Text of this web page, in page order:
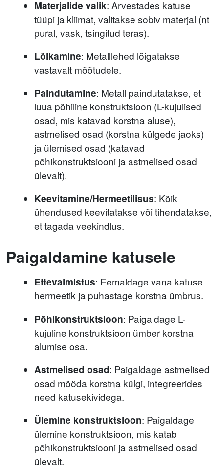
Materjalide valik: Arvestades katuse
tüüpi ja kliimat, valitakse sobiv materjal (nt
pural, vask, tsingitud teras).
Lõikamine: Metalllehed lõigatakse
vastavalt mõõtudele.
Paindutamine: Metall paindutatakse, et
luua põhiline konstruktsioon (L-kujulised
osad, mis katavad korstna aluse),
astmelised osad (korstna külgede jaoks)
ja ülemised osad (katavad
põhikonstruktsiooni ja astmelised osad
ülevalt).
Keevitamine/Hermeetilisus: Kõik
ühendused keevitatakse või tihendatakse,
et tagada veekindlus.
Paigaldamine katusele
Ettevalmistus: Eemaldage vana katuse
hermeetik ja puhastage korstna ümbrus.
Põhikonstruktsioon: Paigaldage L-
kujuline konstruktsioon ümber korstna
alumise osa.
Astmelised osad: Paigaldage astmelised
osad mööda korstna külgi, integreerides
need katusekividega.
Ülemine konstruktsioon: Paigaldage
ülemine konstruktsioon, mis katab
põhikonstruktsiooni ja astmelised osad
ülevalt.